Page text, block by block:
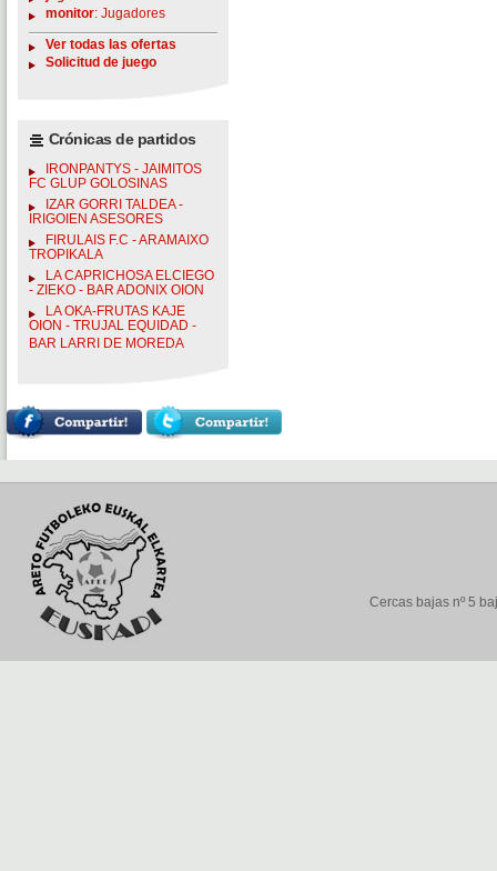
monitor: Jugadores
Ver todas las ofertas
Solicitud de juego
Crónicas de partidos
IRONPANTYS - JAIMITOS
FC GLUP GOLOSINAS
IZAR GORRI TALDEA -
IRIGOIEN ASESORES
FIRULAIS F.C - ARAMAIXO
TROPIKALA
LA CAPRICHOSA ELCIEGO
- ZIEKO - BAR ADONIX OION
LA OKA-FRUTAS KAJE
OION - TRUJAL EQUIDAD -
BAR LARRI DE MOREDA
Cercas bajas nº 5